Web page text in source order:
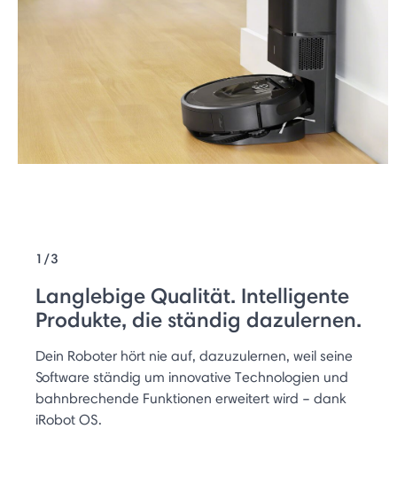
1/3
Langlebige Qualität. Intelligente
Produkte, die ständig dazulernen.
Dein Roboter hört nie auf, dazuzulernen, weil seine
Software ständig um innovative Technologien und
bahnbrechende Funktionen erweitert wird – dank
iRobot OS.